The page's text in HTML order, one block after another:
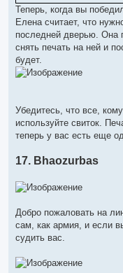
Теперь, когда вы
Елена считает, что
последней дверью. Она
снять печать на ней и
будет.
Убедитесь, что все,
используйте свиток.
теперь у вас есть еще
17. Bhaozurbas
Добро пожаловать на
сам, как армия, и если
судить вас.